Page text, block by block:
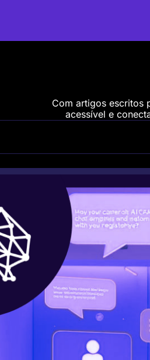
Com artigos escritos
acessível e